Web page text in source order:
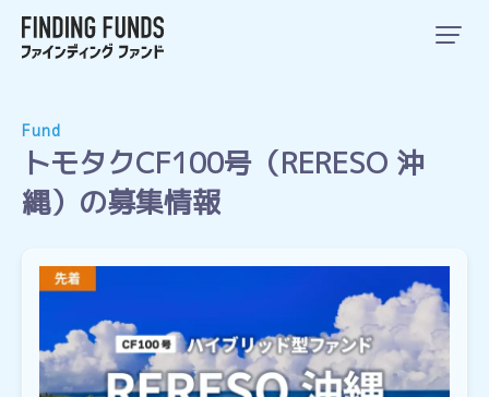
Fund
トモタクCF100号（RERESO 沖
縄）の募集情報